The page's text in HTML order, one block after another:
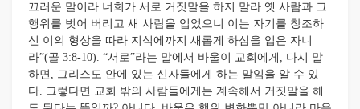
끄러운 말이라 너희가 서로 거짓말을 하지 말라 옛 사람과 그
행위를 벗어 버리고 새 사람을 입었으니 이는 자기를 창조하
신 이의 형상을 따라 지식에까지 새롭게 하심을 입은 자니
라”(골 3:8-10). “서로”라는 말에서 바울이 교회에게, 다시 말
하면, 그리스도 안에 있는 신자들에게 하는 말임을 알 수 있
다. 그렇다면 교회 밖의 사람들에게는 계속해서 거짓말을 해